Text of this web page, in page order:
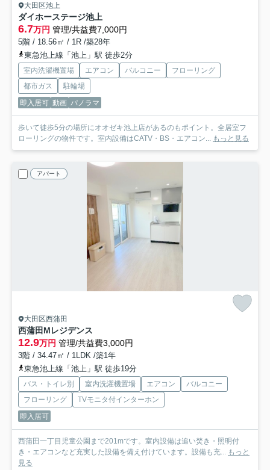
大田区池上
ダイホーステージ池上
6.7万円 管理/共益費7,000円
5階 / 18.56㎡ / 1R /築28年
東急池上線「池上」駅 徒歩2分
室内洗濯機置場 エアコン バルコニー
フローリング
都市ガス
駐輪場
即入居可 動画 パノラマ
歩いて徒歩5分の場所にオオゼキ池上店があるのもポイント。全居室フ
ローリングの物件です。室内設備はCATV・BS・エアコン...
もっと見る
アパート
大田区西蒲田
西蒲田Мレジデンス
12.9万円 管理/共益費3,000円
3階 / 34.47㎡ / 1LDK /築1年
東急池上線「池上」駅 徒歩19分
バス・トイレ別 室内洗濯機置場 エアコン
バルコニー
フローリング
TVモニタ付インターホン
即入居可
西蒲田一丁目児童公園まで201mです。室内設備は追い焚き・照明付
き・エアコンなど充実した設備を備え付けています。設備も充...
もっと
見る